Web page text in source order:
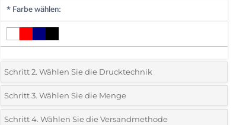
* Farbe wählen:
Schritt 2. Wählen Sie die Drucktechnik
*Wählen Sie die Druck- und Farbtechniken für Ihr Logo:
1 Farbig (Auf den Schaft)
Schritt 3. Wählen Sie die Menge
*Bitte wählen Sie Ihre gewünschte Menge
Schritt 4. Wählen Sie die Versandmethode